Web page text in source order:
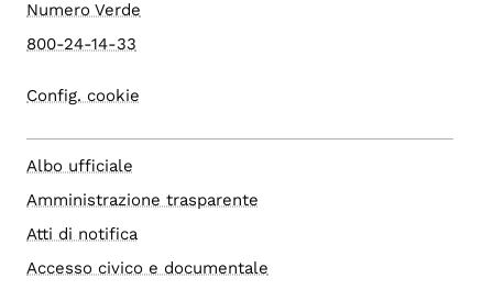
Numero Verde
800-24-14-33
Config. cookie
Albo ufficiale
Amministrazione trasparente
Atti di notifica
Accesso civico e documentale